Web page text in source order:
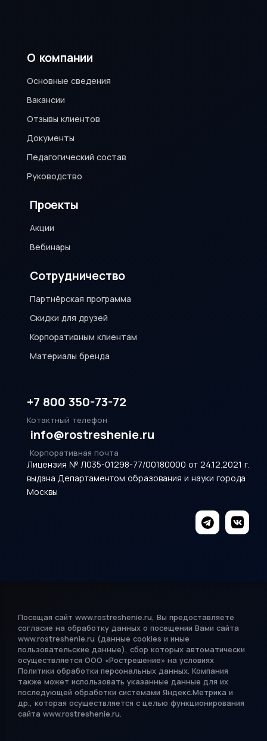
О компании
Основные сведения
Вакансии
Отзывы клиентов
Документы
Педагогический состав
Руководство
Проекты
Акции
Вебинары
Сотрудничество
Партнёрская программа
Скидки для друзей
Корпоративным клиентам
Материалы бренда
+7 800 350-73-72
Котактный телефон
info@rostreshenie.ru
Корпоративная почта
Лицензия № Л035-01298-77/00180000 от 24.12.2021 г.
выдана Департаментом образования и науки города
Москвы
Посещая сайт www.rostreshenie.ru, Вы предоставляете
согласие на обработку данных о посещении Вами сайта
www.rostreshenie.ru (данные cookies и иные
пользовательские данные), сбор которых автоматически
осуществляется ООО «Рострешение» на условиях
Политики обработки персональных данных. Компания
также может использовать указанные данные для их
последующей обработки системами Яндекс.Метрика и
др., которая осуществляется с целью функционирования
сайта www.rostreshenie.ru.